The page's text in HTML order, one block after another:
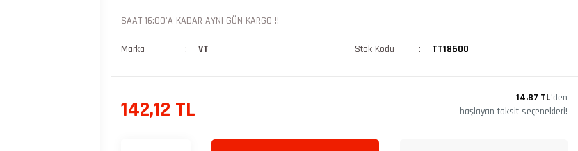
SAAT 16:00'A KADAR AYNI GÜN KARGO !!
Marka VT Stok Kodu TT18600
142,12 TL 14,87 TL’den
başlayan taksit seçenekleri!